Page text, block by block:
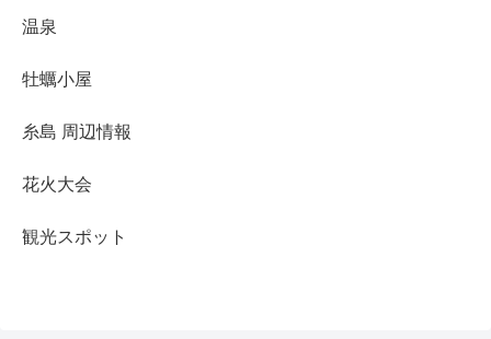
温泉
牡蠣小屋
糸島 周辺情報
花火大会
観光スポット